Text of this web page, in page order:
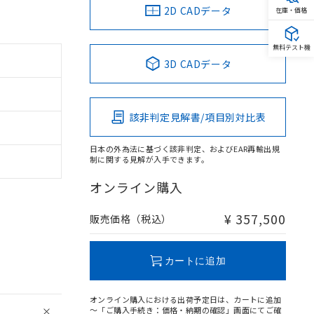
2D CADデータ
3D CADデータ
該非判定見解書/項目別対比表
日本の外為法に基づく該非判定、およびEAR再輸出規
制に関する見解が入手できます。
オンライン購入
販売価格（税込） ¥ 357,500
カートに追加
オンライン購入における出荷予定日は、カートに追加
～「ご購入手続き：価格・納期の確認」画面にてご確
在庫・価格
無料テスト機